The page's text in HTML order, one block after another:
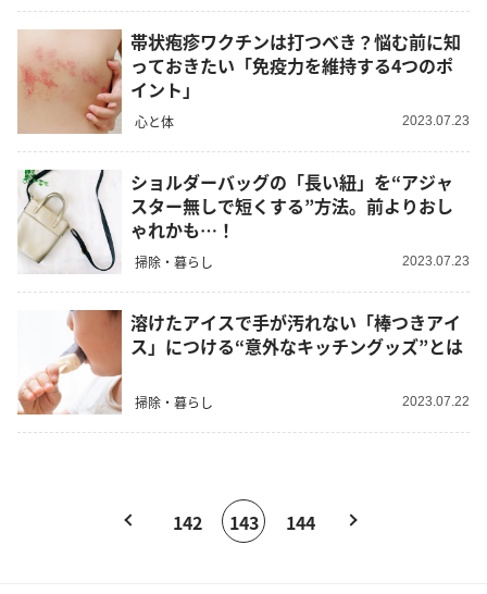
帯状疱疹ワクチンは打つべき？悩む前に知
っておきたい「免疫力を維持する4つのポ
イント」
心と体 2023.07.23
ショルダーバッグの「長い紐」を“アジャ
スター無しで短くする”方法。前よりおし
ゃれかも…！
掃除・暮らし 2023.07.23
溶けたアイスで手が汚れない「棒つきアイ
ス」につける“意外なキッチングッズ”とは
掃除・暮らし 2023.07.22
142 143 144